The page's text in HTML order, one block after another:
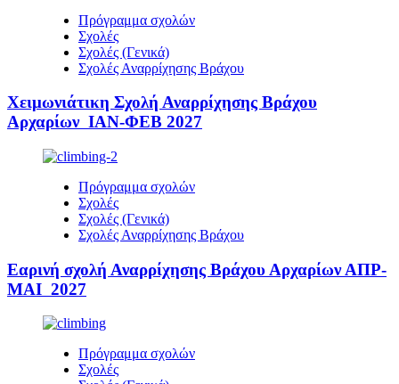
Πρόγραμμα σχολών
Σχολές
Σχολές (Γενικά)
Σχολές Αναρρίχησης Βράχου
Χειμωνιάτικη Σχολή Αναρρίχησης Βράχου
Αρχαρίων ΙΑΝ-ΦΕΒ 2027
Πρόγραμμα σχολών
Σχολές
Σχολές (Γενικά)
Σχολές Αναρρίχησης Βράχου
Εαρινή σχολή Αναρρίχησης Βράχου Αρχαρίων ΑΠΡ-
ΜΑΙ 2027
Πρόγραμμα σχολών
Σχολές